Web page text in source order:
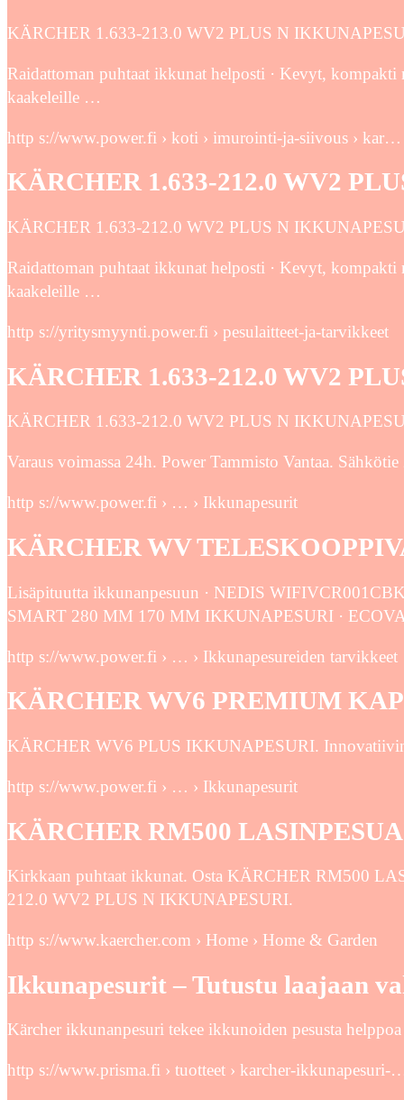
KÄRCHER 1.633-213.0 WV2 PLUS N
Raidattoman puhtaat ikkunat helposti · Kevyt,
kaakeleille …
http s://www.power.fi › koti › imurointi-ja-siivous › kar…
KÄRCHER 1.633-212.0 WV2
KÄRCHER 1.633-212.0 WV2 PLUS N
Raidattoman puhtaat ikkunat helposti · Kevyt,
kaakeleille …
http s://yritysmyynti.power.fi › pesulaitteet-ja-tarvikkeet
KÄRCHER 1.633-212.0 WV2
KÄRCHER 1.633-212.0 WV2 PLUS N
Varaus voimassa 24h. Power Tammisto Vantaa.
http s://www.power.fi › … › Ikkunapesurit
KÄRCHER WV
Lisäpituutta ikkunanpesuun · NEDIS
SMART 280 MM 170 MM IKKUNAPESURI ·
http s://www.power.fi › … › Ikkunapesureiden tarvikkeet
KÄRCHER WV6 PREMIUM
KÄRCHER WV6 PLUS IKKUNAPESURI.
http s://www.power.fi › … › Ikkunapesurit
KÄRCHER RM500
Kirkkaan puhtaat ikkunat. Osta KÄRCHER RM500
212.0 WV2 PLUS N IKKUNAPESURI.
http s://www.kaercher.com › Home › Home & Garden
Ikkunapesurit – Tutustu laajaan
Kärcher ikkunanpesuri tekee ikkunoiden pesusta
http s://www.prisma.fi › tuotteet › karcher-ikkunapesuri-